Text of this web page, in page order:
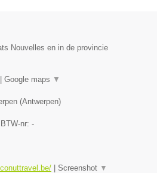
Nouvelles en in de provincie
Google maps ▼
(Antwerpen)
, BTW-nr: -
Screenshot ▼